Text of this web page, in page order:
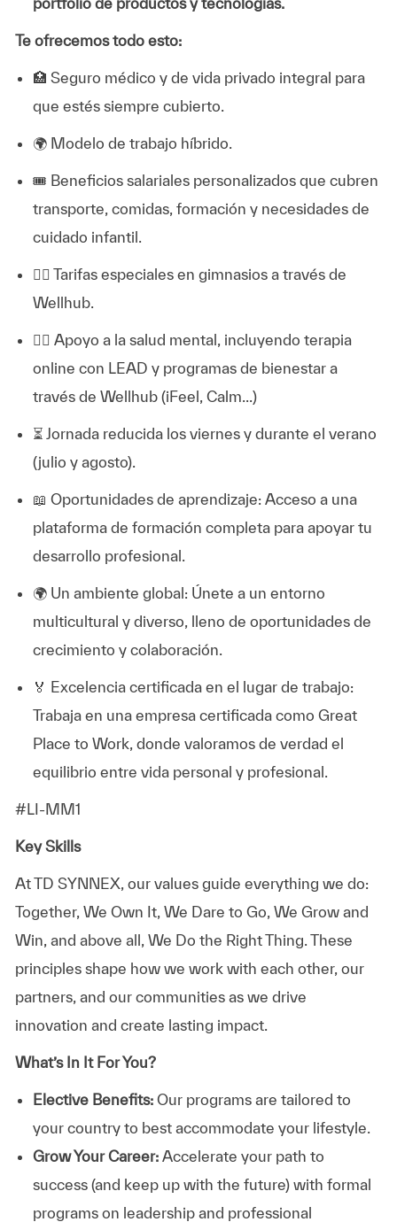
Te ofrecemos todo esto:
🏥 Seguro médico y de vida privado integral para
que estés siempre cubierto.
🌍 Modelo de trabajo híbrido.
🎟️ Beneficios salariales personalizados que cubren
transporte, comidas, formación y necesidades de
cuidado infantil.
🏋️‍♂️ Tarifas especiales en gimnasios a través de
Wellhub.
💆‍♀️ Apoyo a la salud mental, incluyendo terapia
online con LEAD y programas de bienestar a
través de Wellhub (iFeel, Calm...)
⏳ Jornada reducida los viernes y durante el verano
(julio y agosto).
📖 Oportunidades de aprendizaje: Acceso a una
plataforma de formación completa para apoyar tu
desarrollo profesional.
🌍 Un ambiente global: Únete a un entorno
multicultural y diverso, lleno de oportunidades de
crecimiento y colaboración.
🏅 Excelencia certificada en el lugar de trabajo:
Trabaja en una empresa certificada como Great
Place to Work, donde valoramos de verdad el
equilibrio entre vida personal y profesional.
#LI-MM1
Key Skills
At TD SYNNEX, our values guide everything we do:
Together, We Own It, We Dare to Go, We Grow and
Win, and above all, We Do the Right Thing. These
principles shape how we work with each other, our
partners, and our communities as we drive
innovation and create lasting impact.
What’s In It For You?
Elective Benefits:Our programs are tailored to
your country to best accommodate your lifestyle.
Grow Your Career: Accelerate your path to
success (and keep up with the future) with formal
programs on leadership and professional